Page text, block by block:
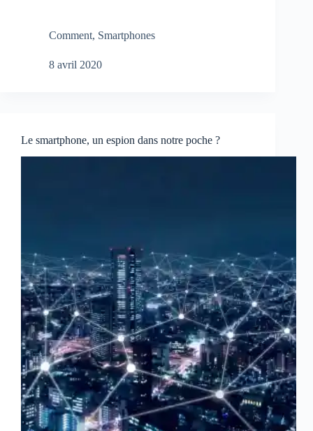
Comment, Smartphones
8 avril 2020
Le smartphone, un espion dans notre poche ?